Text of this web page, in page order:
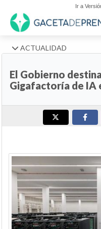
Ir a
ACTUALIDAD
El Gobierno
Gigafactoría de IA